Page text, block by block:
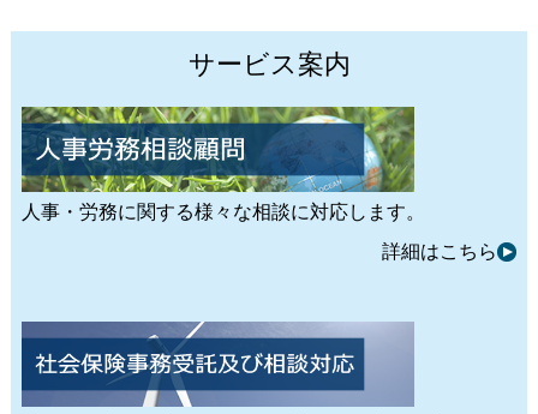
サービス案内
人事・労務に関する様々な相談に対応します。
詳細はこちら